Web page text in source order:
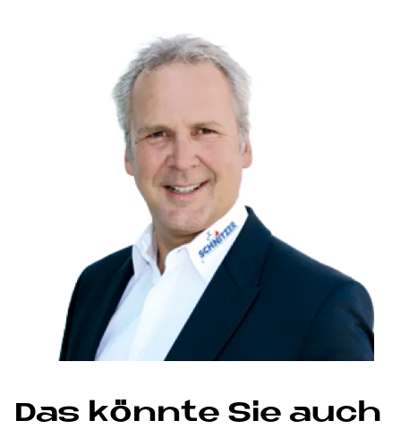
Das könnte Sie auch